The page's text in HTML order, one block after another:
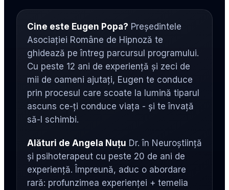
Cine este Eugen Popa? Președintele
Asociației Române de Hipnoză te
ghidează pe întreg parcursul programului.
Cu peste 12 ani de experiență și zeci de
mii de oameni ajutați, Eugen te conduce
prin procesul care scoate la lumină tiparul
ascuns ce-ți conduce viața - și te învață
să-l schimbi.
Alături de Angela Nuțu Dr. în Neuroștiință
și psihoterapeut cu peste 20 de ani de
experiență. Împreună, aduc o abordare
rară: profunzimea experienței + temelia